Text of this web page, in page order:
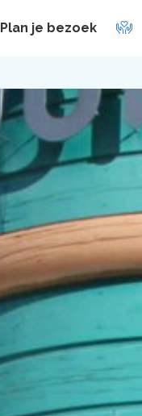
Plan je bezoek